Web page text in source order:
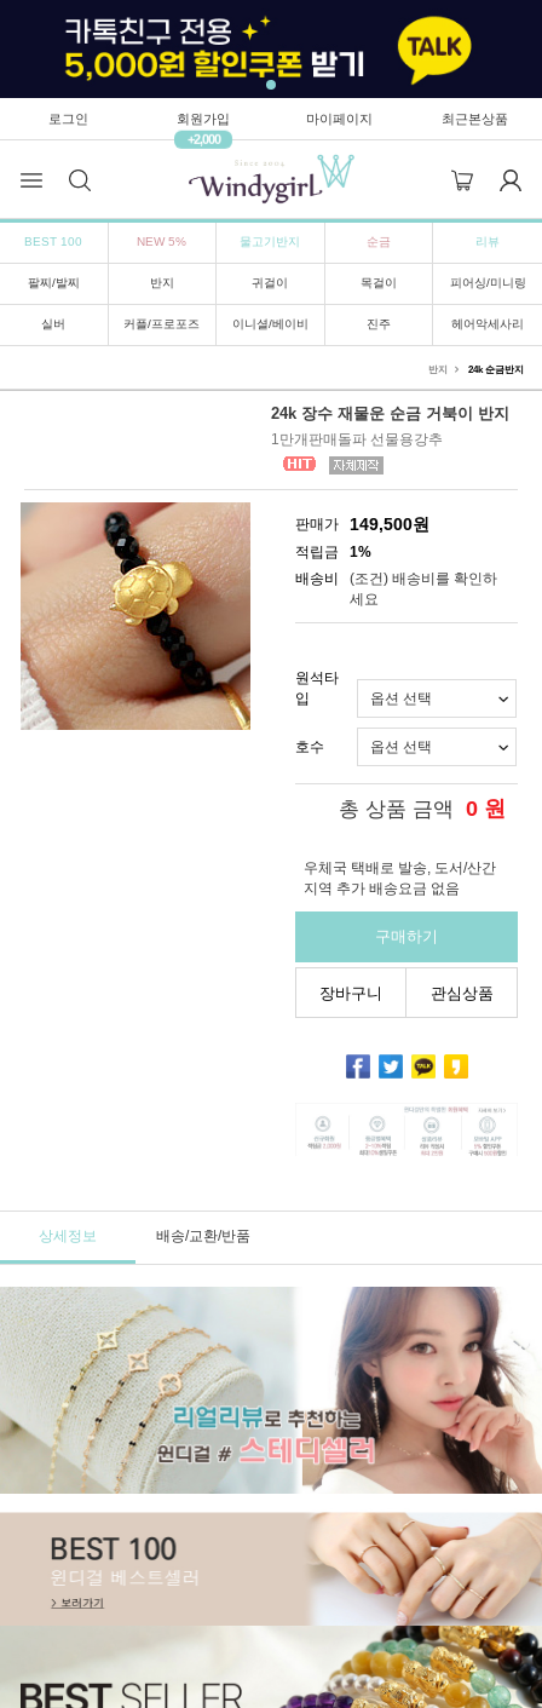
로그인
회원가입
+2,000
마이페이지 최근본상품
BEST 100 NEW 5% 물고기반지 순금 리뷰
팔찌/발찌 반지 귀걸이 목걸이 피어싱/미니링
실버 커플/프로포즈 이니셜/베이비 진주 헤어악세사리
반지 24k 순금반지
24k 장수 재물운 순금 거북이 반지
1만개판매돌파 선물용강추
판매가 149,500원
적립금
1%
배송비
(조건) 배송비를 확인하
세요
원석타
입
호수
총 상품 금액 0 원
우체국 택배로 발송, 도서/산간
지역 추가 배송요금 없음
구매하기
장바구니 관심상품
상세정보 배송/교환/반품